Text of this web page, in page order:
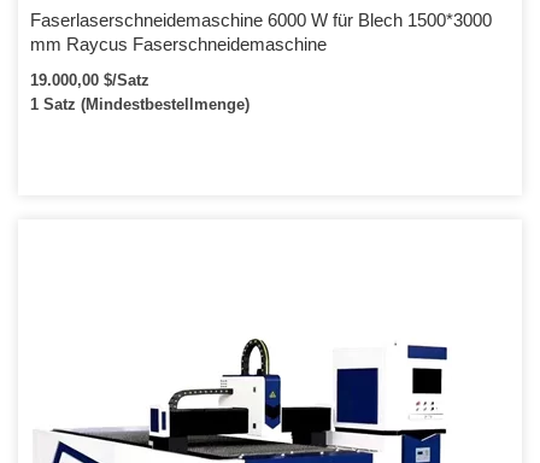
Faserlaserschneidemaschine 6000 W für Blech 1500*3000
mm Raycus Faserschneidemaschine
19.000,00 $/Satz
1 Satz (Mindestbestellmenge)